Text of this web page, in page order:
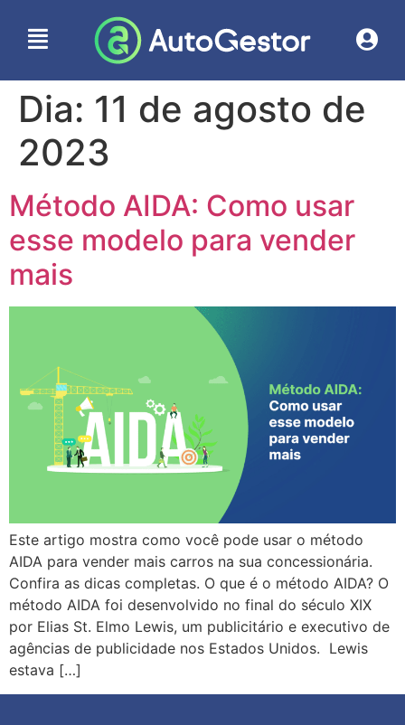
Dia: 11 de agosto de
2023
Método AIDA: Como usar
esse modelo para vender
mais
Este artigo mostra como você pode usar o método
AIDA para vender mais carros na sua concessionária.
Confira as dicas completas. O que é o método AIDA? O
método AIDA foi desenvolvido no final do século XIX
por Elias St. Elmo Lewis, um publicitário e executivo de
agências de publicidade nos Estados Unidos. Lewis
estava […]